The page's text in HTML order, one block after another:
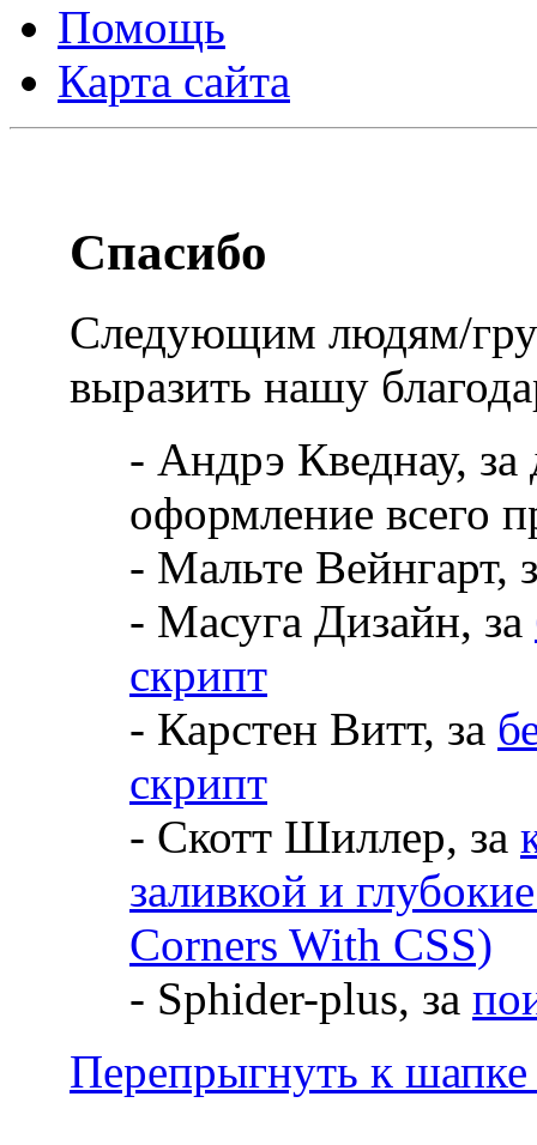
Помощь
Карта сайта
Спасибо
Следующим людям/
выразить нашу
- Андрэ Кведнау, за
оформление всего
- Мальте Вейнгарт,
- Maсуга Дизайн, за
скрипт
- Карстен Витт, за
скрипт
- Скотт Шиллер, за
заливкой и
Corners With CSS)
- Sphider-plus, за
Перепрыгнуть к